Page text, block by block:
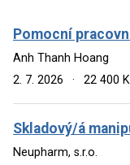
Pomocní
Anh Thanh Hoang
2. 7. 2026
· 22 400
Skladový/á
Neupharm, s.r.o.